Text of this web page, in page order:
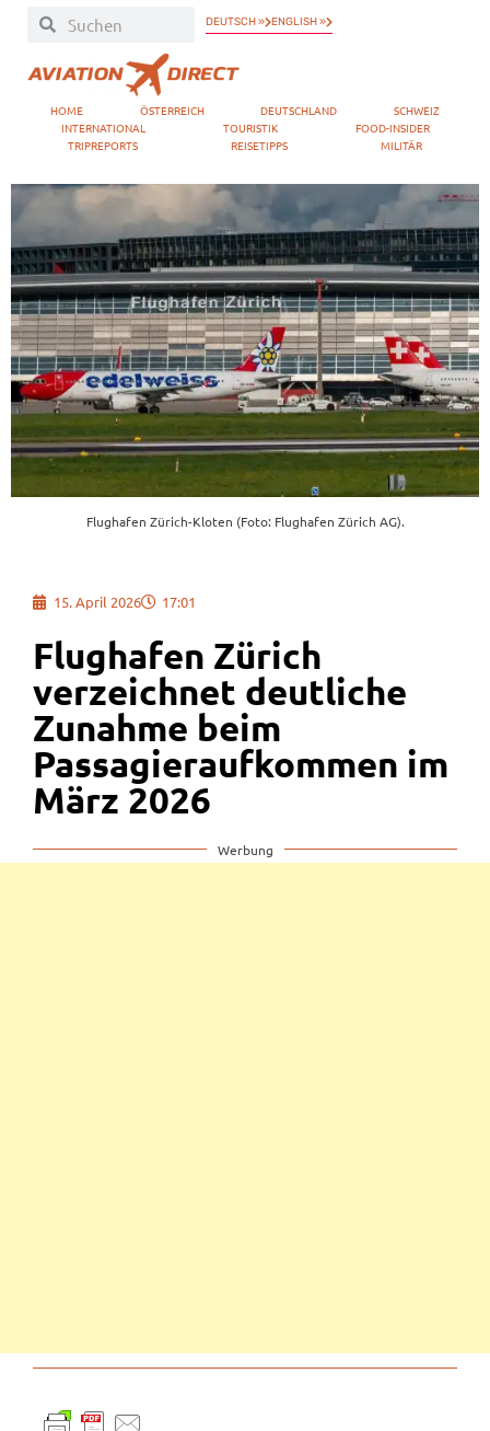
DEUTSCH » ENGLISH »
HOME ÖSTERREICH DEUTSCHLAND
SCHWEIZ
INTERNATIONAL
TOURISTIK
FOOD-INSIDER
TRIPREPORTS
REISETIPPS MILITÄR
Flughafen Zürich-Kloten (Foto: Flughafen Zürich AG).
15. April 2026 17:01
Flughafen Zürich
verzeichnet deutliche
Zunahme beim
Passagieraufkommen im
März 2026
Werbung